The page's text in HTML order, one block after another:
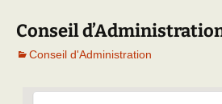
Conseil
Conseil d'Administration